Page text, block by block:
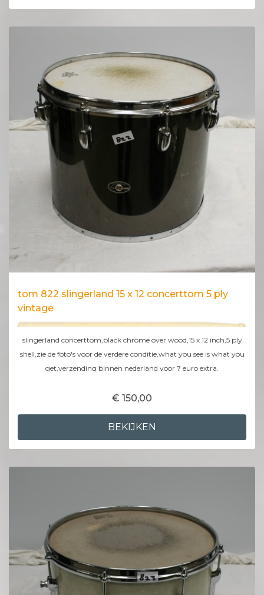
tom 822 slingerland 15 x 12 concerttom 5 ply
vintage
slingerland concerttom,black chrome over wood,15 x 12 inch,5 ply
shell,zie de foto's voor de verdere conditie,what you see is what you
get,verzending binnen nederland voor 7 euro extra.
€ 150,00
BEKIJKEN